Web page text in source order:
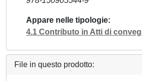
Appare nelle tipologie
4.1 Contributo in Atti di
File in questo prodotto: